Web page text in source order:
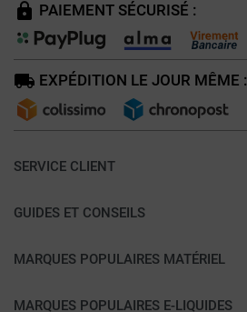
PAIEMENT SÉCURISÉ :
EXPÉDITION LE JOUR MÊME :
SERVICE CLIENT
GUIDES ET CONSEILS
MARQUES POPULAIRES MATÉRIEL
MARQUES POPULAIRES E-LIQUIDES